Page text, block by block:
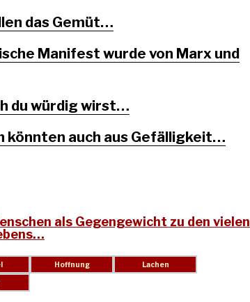
das Gemüt…
Manifest wurde von Marx und
du würdig wirst…
könnten auch aus Gefälligkeit…
als Gegengewicht zu den vielen